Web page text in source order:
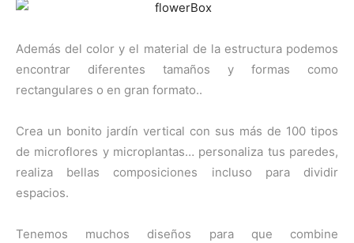
Además del color y el material de la estructura podemos
encontrar diferentes tamaños y formas como
rectangulares o en gran formato..
Crea un bonito jardín vertical con sus más de 100 tipos
de microflores y microplantas… personaliza tus paredes,
realiza bellas composiciones incluso para dividir
espacios.
Tenemos muchos diseños para que combine